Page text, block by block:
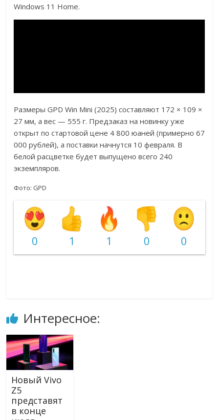
Windows 11 Home.
Размеры GPD Win Mini (2025) составляют 172 × 109 ×
27 мм, а вес — 555 г. Предзаказ на новинку уже
открыт по стартовой цене 4 800 юаней (примерно 67
000 рублей), а поставки начнутся 10 февраля. В
белой расцветке будет выпущено всего 240
экземпляров.
Фото: GPD
0 1 1 0 0
Интересное:
Новый Vivo
Z5
представят
в конце